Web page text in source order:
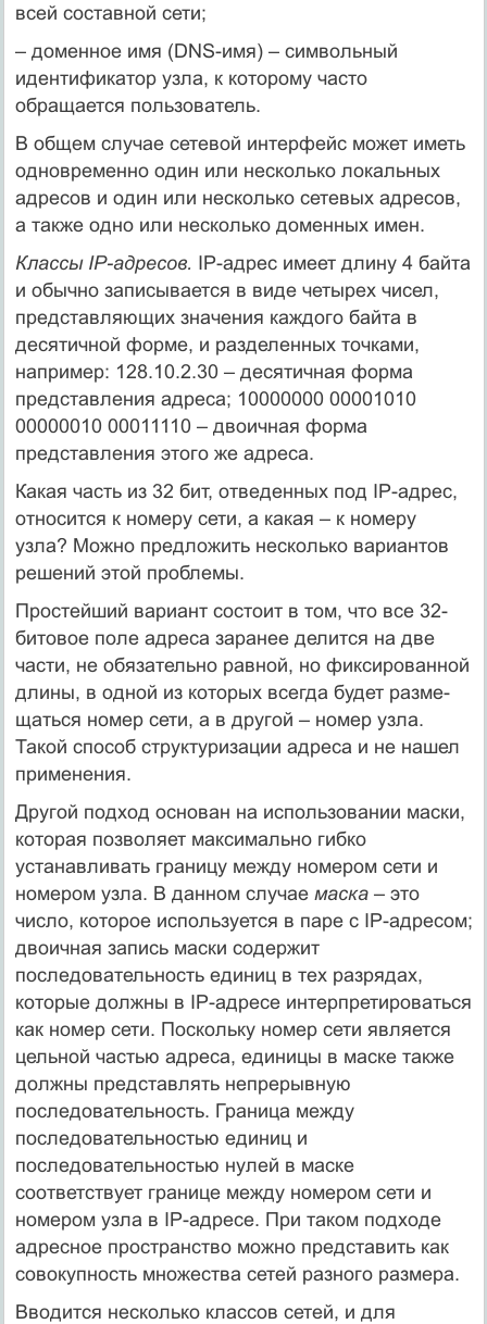
всей составной сети;
– доменное имя (DNS-имя) – символьный
идентификатор узла, к которому часто
обращается пользователь.
В общем случае сетевой интерфейс может иметь
одновременно один или не­сколько локальных
адресов и один или несколько сетевых адресов,
а также одно или несколько доменных имен.
Классы IP-адресов. IP-адрес имеет длину 4 байта
и обычно записывается в виде четырех чисел,
представляющих значения каждого байта в
десятичной форме, и разделенных точками,
например: 128.10.2.30 – десятичная форма
представления адреса; 10000000 00001010
00000010 00011110 – двоичная форма
представления этого же адреса.
Какая часть из 32 бит, отведенных под IP-адрес,
относится к номеру сети, а какая – к номеру
узла? Можно предло­жить несколько вариантов
решений этой проблемы.
Простейший вариант состоит в том, что все 32-
битовое поле адреса заранее делится на две
части, не обязатель­но равной, но фиксированной
длины, в одной из которых всегда будет разме­
щаться номер сети, а в другой – номер узла.
Такой способ структуризации адреса и не нашел
применения.
Другой подход основан на использовании маски,
которая позволяет максимально гибко
устанавливать границу между номером сети и
номером узла. В данном случае маска –это
число, которое используется в паре с IP-адресом;
двоичная запись маски содержит
последовательность единиц в тех разрядах,
которые должны в IP-адресе интерпретироваться
как номер сети. Поскольку номер сети является
цельной частью адреса, единицы в маске также
должны представлять непрерывную
последовательность. Граница между
последовательностью единиц и
последовательностью нулей в маске
соответствует границе между номером сети и
номером узла в IP-адресе. При таком подходе
адресное пространство можно представить как
совокупность множества сетей разного размера.
Вводится несколько классов сетей, и для